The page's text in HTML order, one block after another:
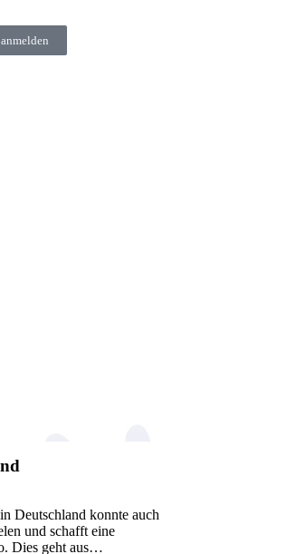
Deutschland konnte auch
und schafft eine
Dies geht aus…